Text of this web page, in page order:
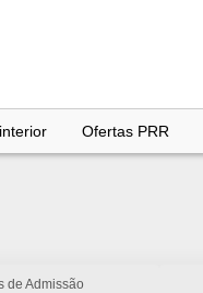
Ofertas PRR
de Admissão